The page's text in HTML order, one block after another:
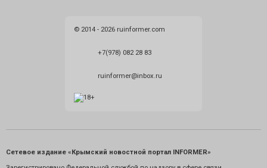
© 2014 - 2026 ruinformer.com
+7(978) 082 28 83
ruinformer@inbox.ru
Сетевое издание «Крымский новостной портал INFORMER»